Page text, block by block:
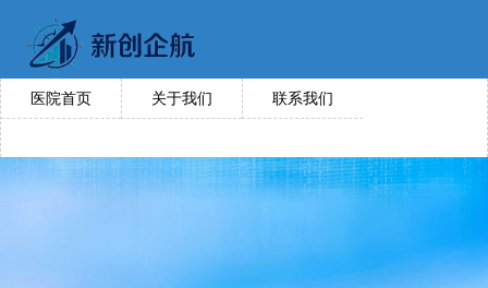
医院首页 关于我们 联系我们